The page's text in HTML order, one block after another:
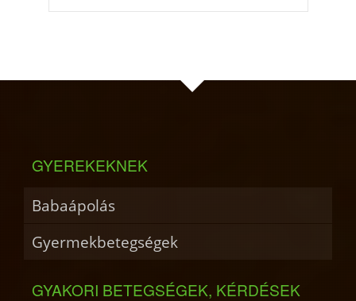
GYEREKEKNEK
Babaápolás
Gyermekbetegségek
GYAKORI BETEGSÉGEK, KÉRDÉSEK